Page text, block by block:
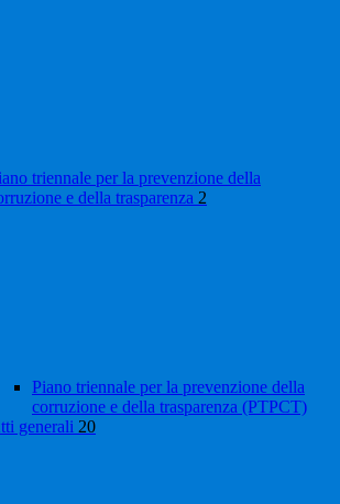
triennale per la prevenzione della
e della trasparenza 2
Piano triennale per la prevenzione della
corruzione e della trasparenza (PTPCT)
generali 20